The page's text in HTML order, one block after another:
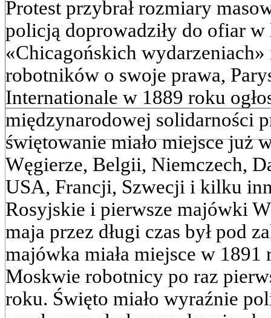
Protest przybrał rozmiary
policją doprowadziły do ofiar
«Chicagońskich
robotników o swoje prawa,
Internationale w 1889 roku
międzynarodowej solidarności
świętowanie miało miejsce już
Węgierze, Belgii, Niemczech,
USA, Francji, Szwecji i kilku
Rosyjskie i pierwsze majówki
maja przez długi czas był pod
majówka miała miejsce w 1891
Moskwie robotnicy po raz
roku. Święto miało wyraźnie